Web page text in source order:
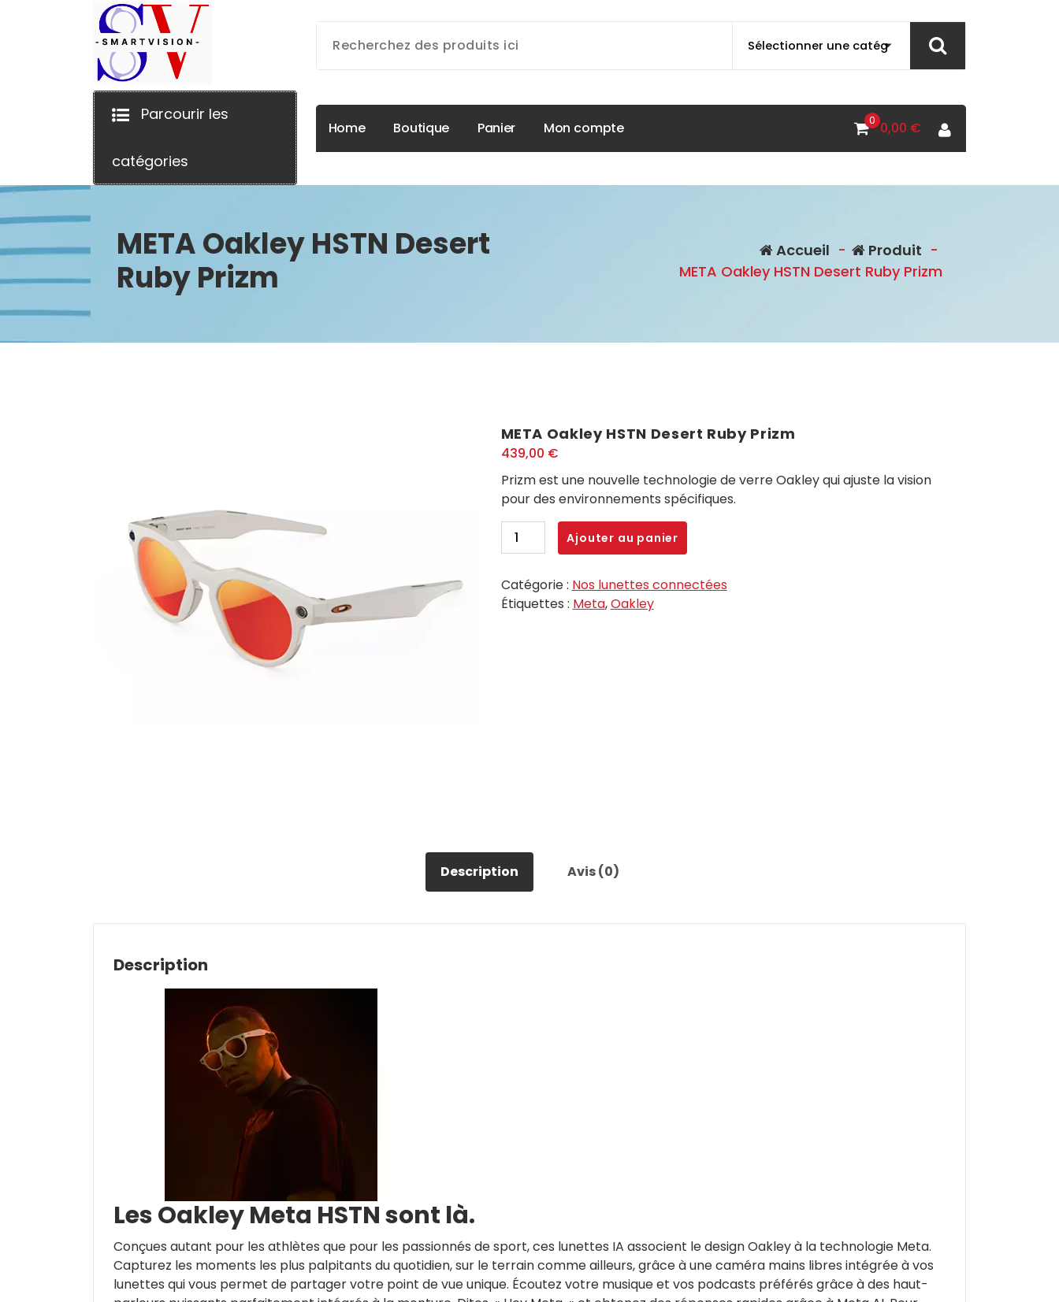
Parcourir les
catégories
Home Boutique Panier Mon compte 0 0,00 €
META Oakley HSTN Desert
Ruby Prizm
Accueil - Produit -
META Oakley HSTN Desert Ruby Prizm
META Oakley HSTN Desert Ruby Prizm
439,00 €
Prizm est une nouvelle technologie de verre Oakley qui ajuste la vision
pour des environnements spécifiques.
quantité
de
Oakley
HSTN
Ajouter au panier
Catégorie : Nos lunettes connectées
Étiquettes : Meta,Oakley
Description Avis (0)
Description
Les Oakley Meta HSTN sont là.
Conçues autant pour les athlètes que pour les passionnés de sport, ces lunettes IA associent le design Oakley à la technologie Meta.
Capturez les moments les plus palpitants du quotidien, sur le terrain comme ailleurs, grâce à une caméra mains libres intégrée à vos
lunettes qui vous permet de partager votre point de vue unique. Écoutez votre musique et vos podcasts préférés grâce à des haut-